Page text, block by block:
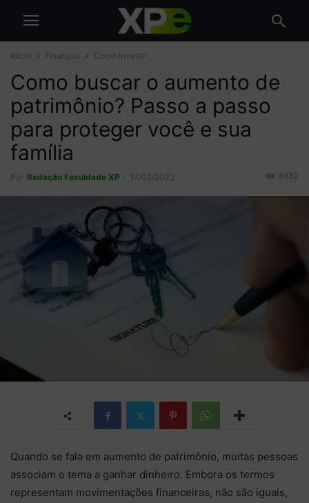
Início Finanças Como Investir
Como buscar o aumento de
patrimônio? Passo a passo
para proteger você e sua
família
Por Redação Faculdade XP 17/02/2022 6482
Quando se fala em aumento de patrimônio, muitas pessoas
associam o tema a ganhar dinheiro. Embora os termos
representam movimentações financeiras, não são iguais,